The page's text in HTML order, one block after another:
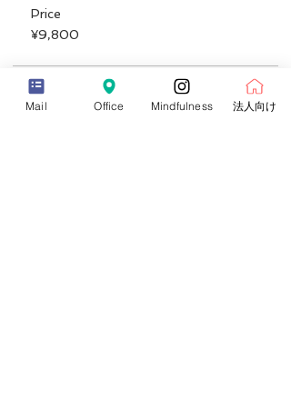
ルタン）の瞑想を実践されている
✓ヨガレッスンの中に取り入れたい
体調不良で参加できない場合振替可能。
Price
¥9,800
Sale ended
Mail Office Mindfulness 法人向け